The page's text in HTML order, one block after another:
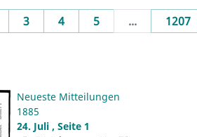
3 4 5 ... 1207
Neueste Mitteilungen
1885
24. Juli , Seite 1